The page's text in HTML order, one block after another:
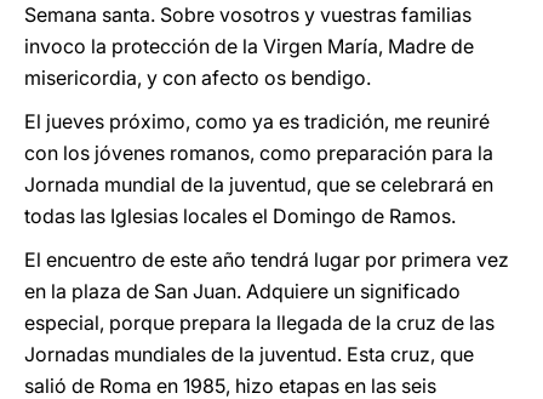
Semana santa. Sobre vosotros y vuestras familias
invoco la protección de la Virgen María, Madre de
misericordia, y con afecto os bendigo.
El jueves próximo, como ya es tradición, me reuniré
con los jóvenes romanos, como preparación para la
Jornada mundial de la juventud, que se celebrará en
todas las Iglesias locales el Domingo de Ramos.
El encuentro de este año tendrá lugar por primera vez
en la plaza de San Juan. Adquiere un significado
especial, porque prepara la llegada de la cruz de las
Jornadas mundiales de la juventud. Esta cruz, que
salió de Roma en 1985, hizo etapas en las seis